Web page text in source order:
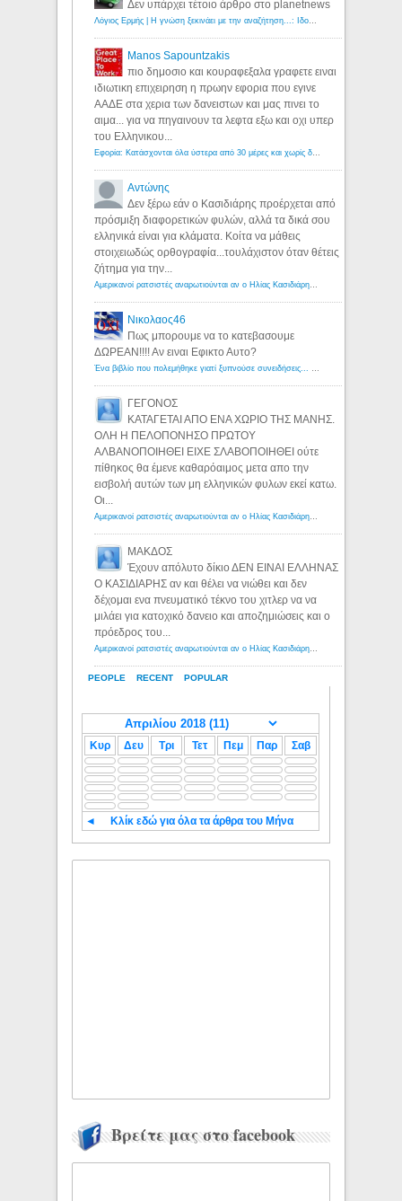
PEOPLE RECENT POPULAR
Δεν υπάρχει τέτοιο άρθρο στο planetnews
Manos Sapountzakis
πιο δημοσιο και κουραφεξαλα γραφετε ειναι
ιδιωτικη επιχειρηση η πρωην εφορια που εγινε
ΑΑΔΕ στα χερια των δανειστων και μας πινει το
αιμα... για να πηγαινουν τα λεφτα εξω και οχι υπερ
του Ελληνικου...
Αντώνης
Δεν ξέρω εάν ο Κασιδιάρης προέρχεται από
πρόσμιξη διαφορετικών φυλών, αλλά τα δικά σου
ελληνικά είναι για κλάματα. Κοίτα να μάθεις
στοιχειωδώς ορθογραφία...τουλάχιστον όταν θέτεις
ζήτημα για την...
Νικολαος46
Πως μπορουμε να το κατεβασουμε
ΔΩΡΕΑΝ!!!! Αν ειναι Εφικτο Αυτο?
ΓΕΓΟΝΟΣ
ΚΑΤΑΓΕΤΑΙ ΑΠΟ ΕΝΑ ΧΩΡΙΟ ΤΗΣ ΜΑΝΗΣ.
ΟΛΗ Η ΠΕΛΟΠΟΝΗΣΟ ΠΡΩΤΟΥ
ΑΛΒΑΝΟΠΟΙΗΘΕΙ ΕΙΧΕ ΣΛΑΒΟΠΟΙΗΘΕΙ ούτε
πίθηκος θα έμενε καθαρόαιμος μετα απο την
εισβολή αυτών των μη ελληνικών φυλων εκεί κατω.
Οι...
ΜΑΚΔΟΣ
Έχουν απόλυτο δίκιο ΔΕΝ ΕΙΝΑΙ ΕΛΛΗΝΑΣ
Ο ΚΑΣΙΔΙΑΡΗΣ αν και θέλει να νιώθει και δεν
δέχομαι ενα πνευματικό τέκνο του χιτλερ να να
μιλάει για κατοχικό δανειο και αποζημιώσεις και ο
πρόεδρος του...
Κυρ Δευ Τρι Τετ Πεμ Παρ Σαβ
◄ Κλίκ εδώ για όλα τα άρθρα του Μήνα
Βρείτε μας στο facebook